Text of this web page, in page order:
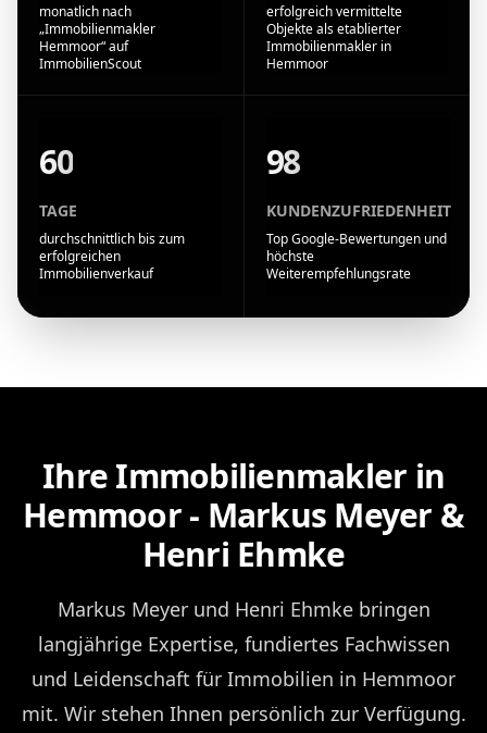
monatlich nach
„Immobilienmakler
Hemmoor“ auf
ImmobilienScout
erfolgreich vermittelte
Objekte als etablierter
Immobilienmakler in
Hemmoor
60
TAGE
durchschnittlich bis zum
erfolgreichen
Immobilienverkauf
98
KUNDENZUFRIEDENHEIT
Top Google-Bewertungen und
höchste
Weiterempfehlungsrate
Ihre Immobilienmakler in
Hemmoor - Markus Meyer &
Henri Ehmke
Markus Meyer und Henri Ehmke bringen
langjährige Expertise, fundiertes Fachwissen
und Leidenschaft für Immobilien in Hemmoor
mit. Wir stehen Ihnen persönlich zur Verfügung.